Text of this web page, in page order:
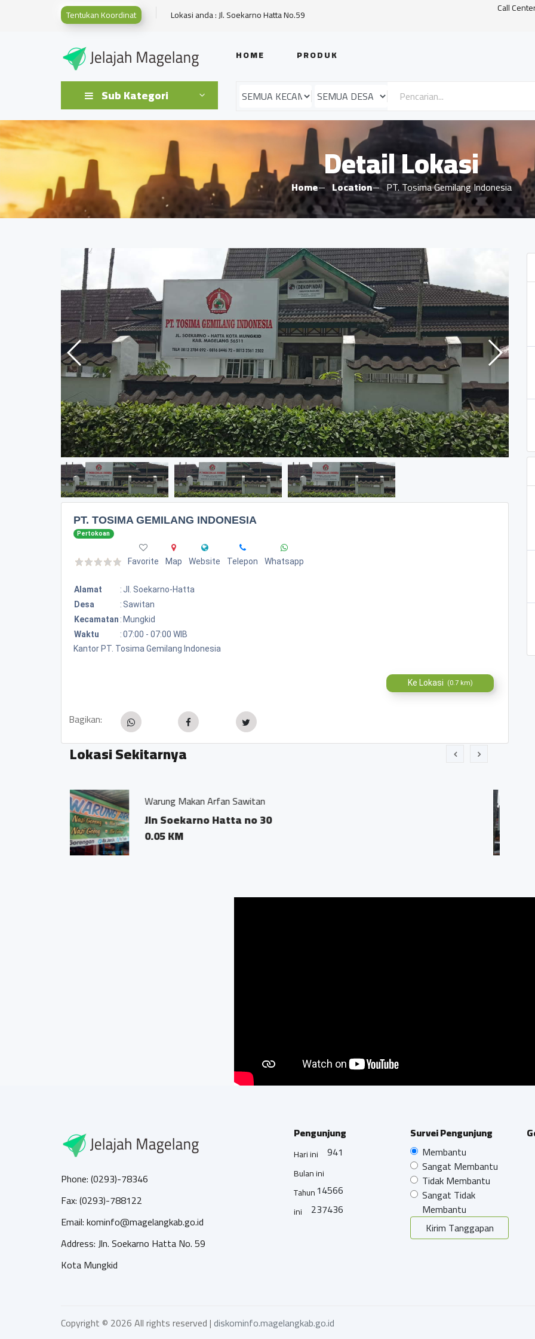
Tentukan Koordinat Lokasi anda : Jl. Soekarno Hatta No.59 Call
HOME PRODUK
Sub Kategori
Detail Lokasi
Home Location PT. Tosima Gemilang Indonesia
PT. TOSIMA GEMILANG INDONESIA
Pertokoan
Favorite Map Website Telepon Whatsapp
Alamat : Jl. Soekarno-Hatta
Desa
: Sawitan
Kecamatan : Mungkid
Waktu
:07:00 - 07:00 WIB
Kantor PT. Tosima Gemilang Indonesia
Ke Lokasi (0.7 km)
Bagikan:
Lokasi Sekitarnya
Disparpora Kab. Magelang
Jl. Soekarno-Hatta
Phone: (0293)-78346
Fax: (0293)-788122
Email: kominfo@magelangkab.go.id
Address: Jln. Soekarno Hatta No. 59
Kota Mungkid
Pengunjung
Hari ini 941
Bulan ini
14566
Tahun
ini
237436
Survei Pengunjung
Membantu
Sangat Membantu
Tidak Membantu
Sangat Tidak
Membantu
Kirim Tanggapan
Copyright © 2026 All rights reserved |diskominfo.magelangkab.go.id